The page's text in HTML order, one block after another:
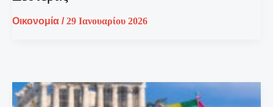
Οικονομία /29 Ιανουαρίου 2026